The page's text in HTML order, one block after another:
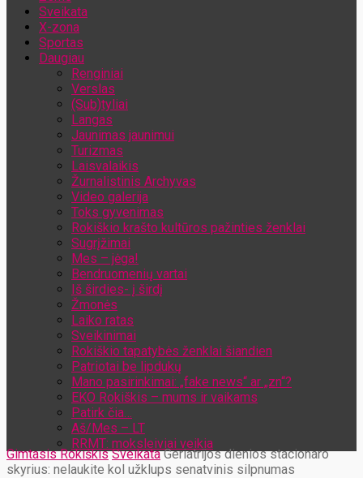
Sveikata
X-zona
Sportas
Daugiau
Renginiai
Verslas
(Sub)tyliai
Langas
Jaunimas jaunimui
Turizmas
Laisvalaikis
Žurnalistinis Archyvas
Video galerija
Toks gyvenimas
Rokiškio krašto kultūros pažinties ženklai
Sugrįžimai
Mes – jėga!
Bendruomenių vartai
Iš širdies- į širdį
Žmonės
Laiko ratas
Sveikinimai
Rokiškio tapatybės ženklai šiandien
Patriotai be lipdukų
Mano pasirinkimai: „fake news“ ar „zn“?
EKO Rokiškis – mums ir vaikams
Patirk čia…
Aš/Mes – LT
RRMT: moksleiviai veikia
Gimtasis Rokiškis Sveikata Geriatrijos dienios stacionaro
skyrius: nelaukite kol užklups senatvinis silpnumas